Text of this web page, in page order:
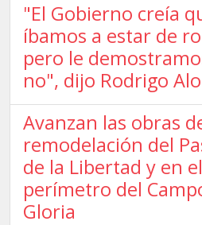
"El Gobierno creía
íbamos a estar de
pero le
no", dijo Rodrigo
Avanzan las obras
remodelación del
de la Libertad y en el
perímetro del
Gloria